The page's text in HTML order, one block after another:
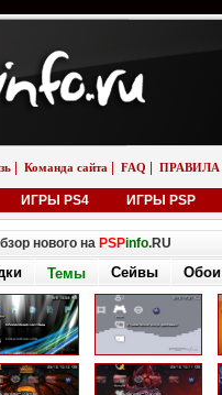
Команда сайта FAQ ПРАВИЛА
ИГРЫ PS4 ИГРЫ PSP
нового на PSPinfo.RU
Темы Сейвы Обои